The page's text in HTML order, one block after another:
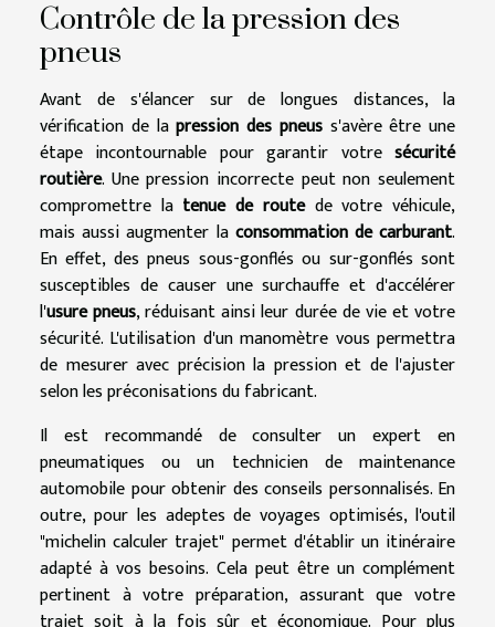
Contrôle de la pression des
pneus
Avant de s'élancer sur de longues distances, la
vérification de lapression des pneuss'avère être une
étape incontournable pour garantir votre sécurité
routière. Une pression incorrecte peut non seulement
compromettre la tenue de routede votre véhicule,
mais aussi augmenter la consommation de carburant.
En effet, des pneus sous-gonflés ou sur-gonflés sont
susceptibles de causer une surchauffe et d'accélérer
l'usure pneus, réduisant ainsi leur durée de vie et votre
sécurité. L'utilisation d'un manomètre vous permettra
de mesurer avec précision la pression et de l'ajuster
selon les préconisations du fabricant.
Il est recommandé de consulter un expert en
pneumatiques ou un technicien de maintenance
automobile pour obtenir des conseils personnalisés. En
outre, pour les adeptes de voyages optimisés, l'outil
"michelin calculer trajet" permet d'établir un itinéraire
adapté à vos besoins. Cela peut être un complément
pertinent à votre préparation, assurant que votre